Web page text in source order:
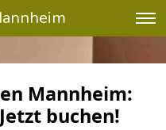
Mannheim:
buchen!